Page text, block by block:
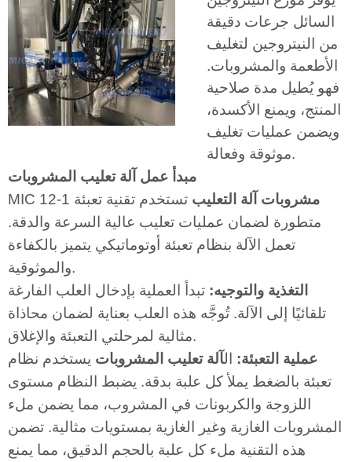
السائل جرعات دقيقة
من النيتروجين لتغليف
الأطعمة والمشروبات.
فهو يُطيل مدة صلاحية
المنتج، ويمنع الأكسدة،
ويضمن عمليات تغليف
موثوقة وفعالة.
مبدأ عمل آلة تعليب المشروبات
MIC 12-1
مشروبات آلة التعليب تستخدم تقنية تعبئة
متطورة لضمان عمليات تعليب عالية السرعة والدقة.
تعمل الآلة بنظام تعبئة أوتوماتيكي يتميز بالكفاءة
والموثوقية.
التغذية والتوجيه: تبدأ العملية بإدخال العلب الفارغة
تلقائيًا إلى الآلة. تُوجَّه هذه العلب بعناية لضمان محاذاة
مثالية لمرحلتي التعبئة والإغلاق.
عملية التعبئة:
الآلة تعليب المشروبات يستخدم نظام
تعبئة بالضغط يملأ كل علبة بدقة. يضبط النظام مستوى
اللزوجة والكربونات في المشروب، مما يضمن ملء
المشروبات الغازية وغير الغازية بمستويات مثالية. تضمن
هذه التقنية ملء كل علبة بالحجم الدقيق، مما يمنع